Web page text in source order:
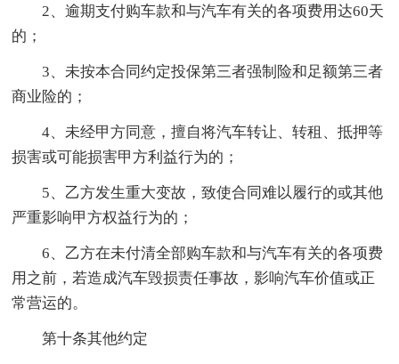
2、逾期支付购车款和与汽车有关的各项费用达60天
的；
3、未按本合同约定投保第三者强制险和足额第三者
商业险的；
4、未经甲方同意，擅自将汽车转让、转租、抵押等
损害或可能损害甲方利益行为的；
5、乙方发生重大变故，致使合同难以履行的或其他
严重影响甲方权益行为的；
6、乙方在未付清全部购车款和与汽车有关的各项费
用之前，若造成汽车毁损责任事故，影响汽车价值或正
常营运的。
第十条其他约定